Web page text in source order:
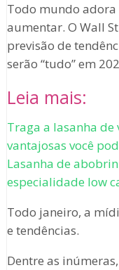
Todo mundo adora
aumentar. O Wall
previsão de
serão “tudo” em
Leia mais:
Traga a lasanha de
vantajosas você
Lasanha de
especialidade low
Todo janeiro, a
e tendências.
Dentre as